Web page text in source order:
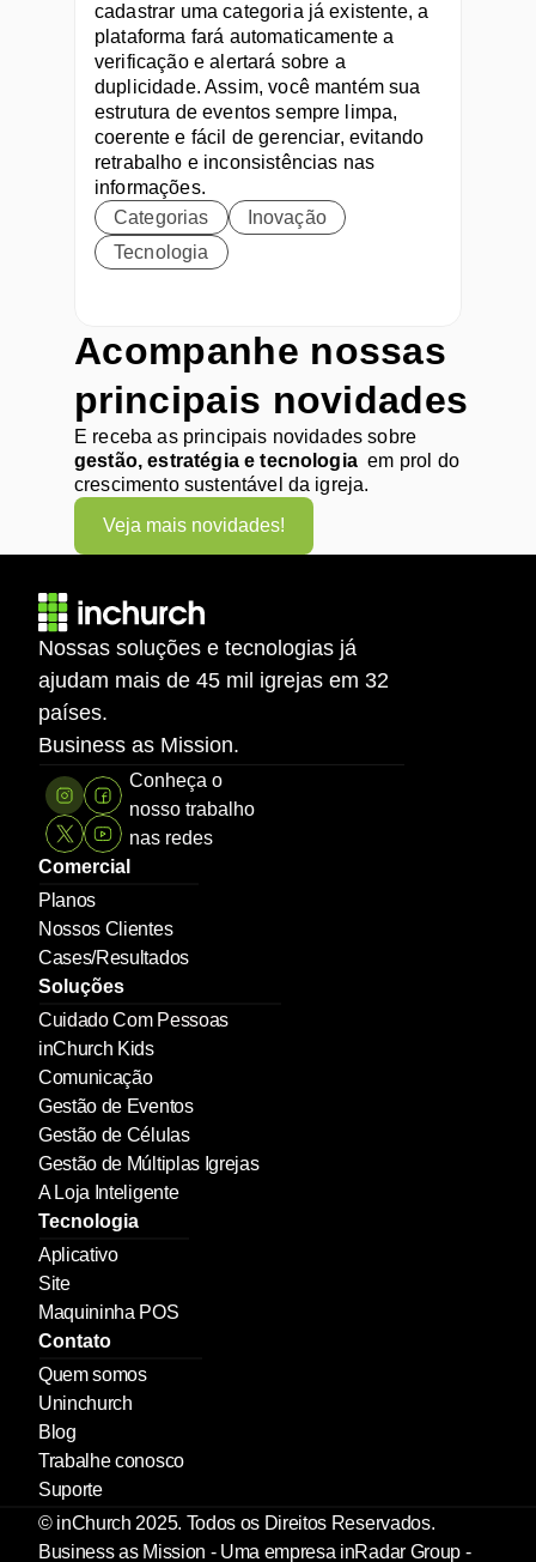
cadastrar uma categoria já existente, a
plataforma fará automaticamente a
verificação e alertará sobre a
duplicidade. Assim, você mantém sua
estrutura de eventos sempre limpa,
coerente e fácil de gerenciar, evitando
retrabalho e inconsistências nas
informações.
Categorias
Inovação
Tecnologia
Acompanhe nossas
principais novidades
gestão, estratégia e tecnologia
  em prol do
crescimento sustentável da igreja.
Veja mais novidades!
Nossas soluções e tecnologias já
ajudam mais de 45 mil igrejas em 32
países.
Business as Mission.
Conheça o
nosso trabalho
nas redes
Comercial
Planos
Nossos Clientes
Cases/Resultados
Soluções
Cuidado Com Pessoas
inChurch Kids
Comunicação
Gestão de Eventos
Gestão de Células
Gestão de Múltiplas Igrejas
A Loja Inteligente
Tecnologia
Aplicativo
Site
Maquininha POS
Contato
Quem somos
Uninchurch
Blog
Trabalhe conosco
Suporte
© inChurch 2025. Todos os Direitos Reservados.
Business as Mission - Uma empresa inRadar Group -